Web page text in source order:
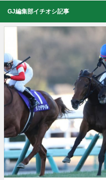
GJ編集部イチオシ記事